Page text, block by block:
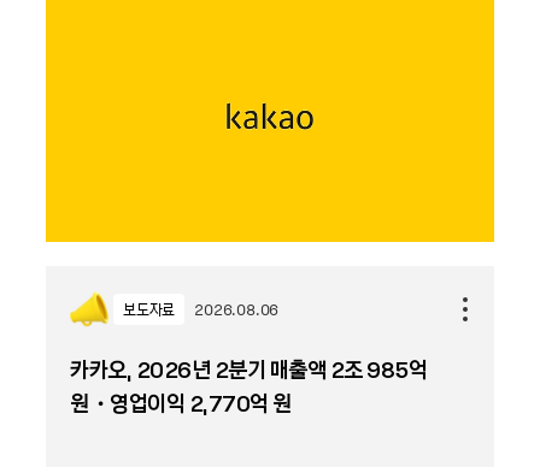
보도자료 2026.08.06
카카오, 2026년 2분기 매출액 2조 985억
원・영업이익 2,770억 원